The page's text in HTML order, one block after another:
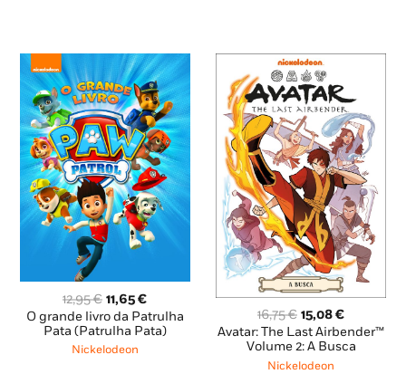
12,95€ O
preço
original
era:
11,65€O
preço
atual
O grande livro da Patrulha
Pata (Patrulha Pata)
Nickelodeon
16,75€ O
preço
original
era:
15,08€O
preço
atual
Avatar: The Last Airbender™
Volume 2: A Busca
Nickelodeon